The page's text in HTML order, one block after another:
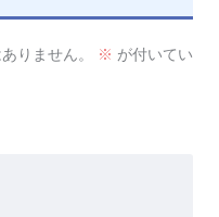
りません。 ※ が付いてい